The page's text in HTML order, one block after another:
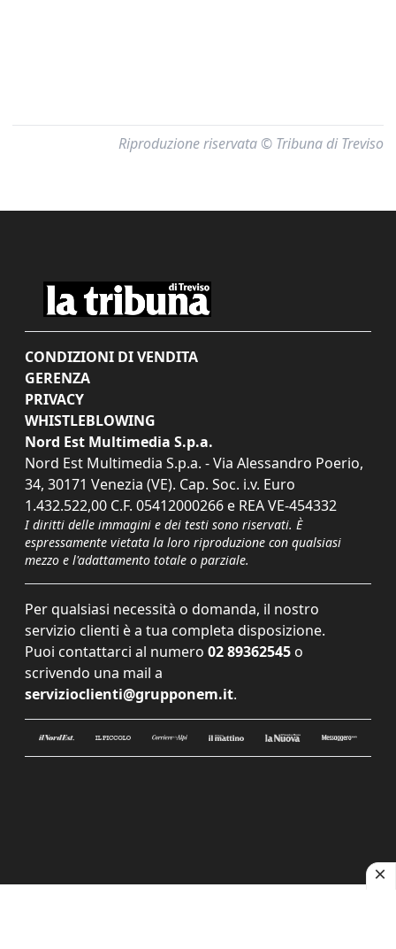
Riproduzione riservata © Tribuna di Treviso
CONDIZIONI DI VENDITA
GERENZA
PRIVACY
WHISTLEBLOWING
Nord Est Multimedia S.p.a.
Nord Est Multimedia S.p.a. - Via Alessandro Poerio,
34, 30171 Venezia (VE). Cap. Soc. i.v. Euro
1.432.522,00 C.F. 05412000266 e REA VE-454332
I diritti delle immagini e dei testi sono riservati. È
espressamente vietata la loro riproduzione con qualsiasi
mezzo e l'adattamento totale o parziale.
Per qualsiasi necessità o domanda, il nostro
servizio clienti è a tua completa disposizione.
Puoi contattarci al numero 02 89362545 o
scrivendo una mail a
servizioclienti@grupponem.it.